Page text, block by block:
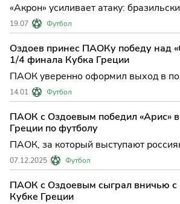
«Акрон» усиливает атаку:
Родригес переходит из «Ариса» на
Тольяттинский «Акрон» сделал
укреплении своей линии нападения,
летнего бразильского вингера Дуду
греческого «Ари
19.07 Футбол
Оздоев принес ПАОКу победу над
1/4 финала Кубка Греции
ПАОК уверенно оформил выход в
Греции, одержав выездную победу
"Олимпиакосом" в Пирее — 2:0. Этот
только подчеркивает амбиции
текущем розыгрыше турнира, но и
говорить о вкладе Маго
14.01 Футбол
ПАОК с Оздоевым победил «Арис»
Греции по футболу
ПАОК, за который выступают
Оздоев и Федор Чалов, обыграл
матче 13-го тура чемпионата
Встреча, которая прошла в воскр...
07.12.2025 Футбол
ПАОК с Оздоевым сыграл вничью с
Кубке Греции